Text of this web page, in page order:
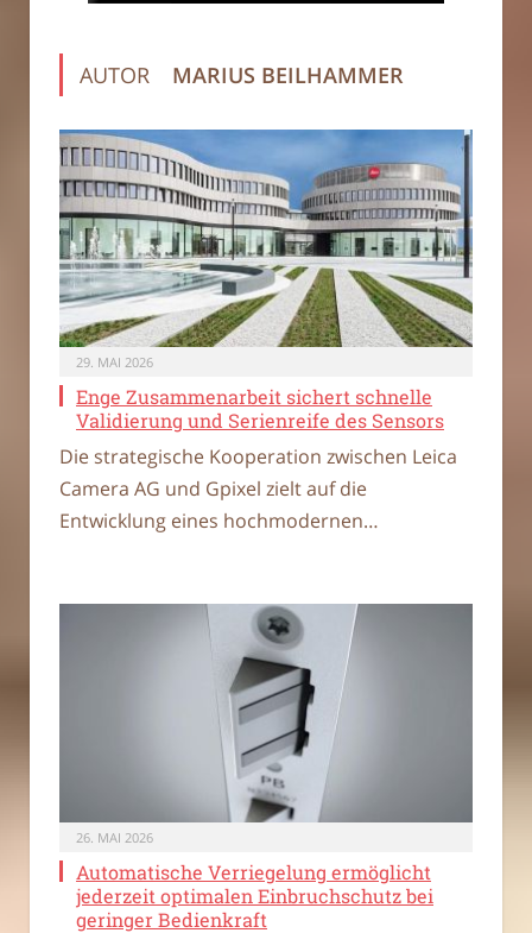
AUTOR MARIUS BEILHAMMER
29. MAI 2026
Enge Zusammenarbeit sichert schnelle
Validierung und Serienreife des Sensors
Die strategische Kooperation zwischen Leica
Camera AG und Gpixel zielt auf die
Entwicklung eines hochmodernen…
26. MAI 2026
Automatische Verriegelung ermöglicht
jederzeit optimalen Einbruchschutz bei
geringer Bedienkraft